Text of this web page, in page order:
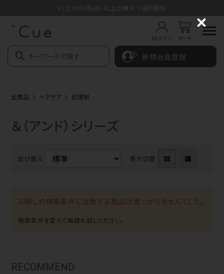
ログイン カート
新規会員登録
全商品 ヘアケア 処理剤
＆（アンド）シリーズ
並び替え 表示切替
お探しの検索条件に合致する商品は見つかりませんでした。
RECOMMEND
C
l